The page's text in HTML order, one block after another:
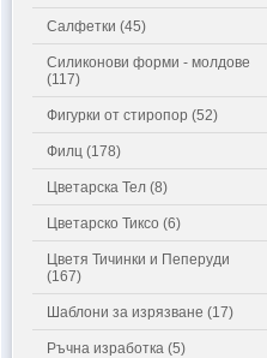
Салфетки (45)
Силиконови форми - молдове
(117)
Фигурки от стиропор (52)
Филц (178)
Цветарска Тел (8)
Цветарско Тиксо (6)
Цветя Тичинки и Пеперуди
(167)
Шаблони за изрязване (17)
Ръчна изработка (5)